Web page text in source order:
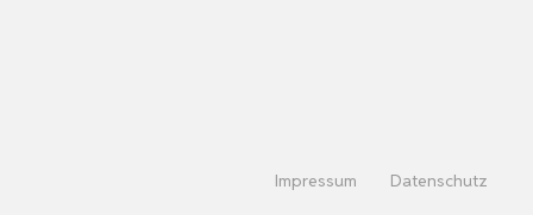
Impressum Datenschutz